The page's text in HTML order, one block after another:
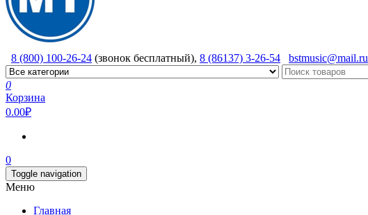
8 (800) 100-26-24 (звонок бесплатный), 8 (86137) 3-26-54 bstmusic@mail.ru
0
Корзина
0.00₽
0
Toggle navigation
Меню
Главная